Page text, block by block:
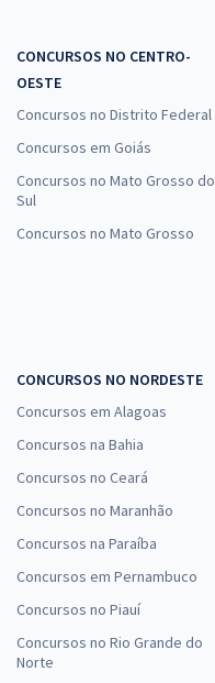
CONCURSOS NO CENTRO-
OESTE
Concursos no Distrito Federal
Concursos em Goiás
Concursos no Mato Grosso do
Sul
Concursos no Mato Grosso
CONCURSOS NO NORDESTE
Concursos em Alagoas
Concursos na Bahia
Concursos no Ceará
Concursos no Maranhão
Concursos na Paraíba
Concursos em Pernambuco
Concursos no Piauí
Concursos no Rio Grande do
Norte